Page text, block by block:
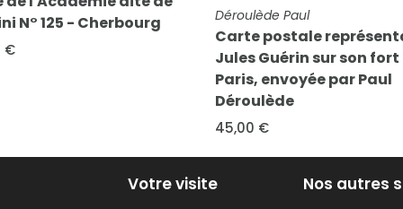
COMPLÈTE
Paul
postale représentant
Guérin sur son fort à
Votre visite Nos autres